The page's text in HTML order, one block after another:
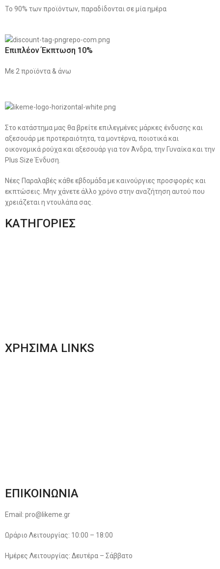
Το 90% των προϊόντων, παραδίδονται σε μία ημέρα
Επιπλέον Έκπτωση 10%
Με 2 προϊόντα & άνω
Στο κατάστημα μας θα βρείτε επιλεγμένες μάρκες ένδυσης και
αξεσουάρ με προτεραιότητα, τα μοντέρνα, ποιοτικά και
οικονομικά ρούχα και αξεσουάρ για τον Άνδρα, την Γυναίκα και την
Plus Size Ένδυση.
Νέες Παραλαβές κάθε εβδομάδα με καινούργιες προσφορές και
εκπτώσεις. Μην χάνετε άλλο χρόνο στην αναζήτηση αυτού που
χρειάζεται η ντουλάπα σας.
ΚΑΤΗΓΟΡΙΕΣ
ΧΡΗΣΙΜΑ LINKS
ΕΠΙΚΟΙΝΩΝΙΑ
Email: pro@likeme.gr
Ωράριο Λειτουργίας: 10:00 – 18:00
Ημέρες Λειτουργίας: Δευτέρα – Σάββατο